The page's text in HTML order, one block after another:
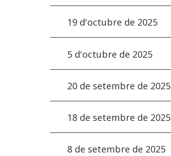
19 d'octubre de 2025
5 d'octubre de 2025
20 de setembre de 2025
18 de setembre de 2025
8 de setembre de 2025